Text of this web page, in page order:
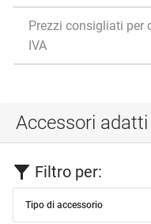
Prezzi consigliati per
IVA
Accessori adatti
Filtro per:
Tipo di accessorio